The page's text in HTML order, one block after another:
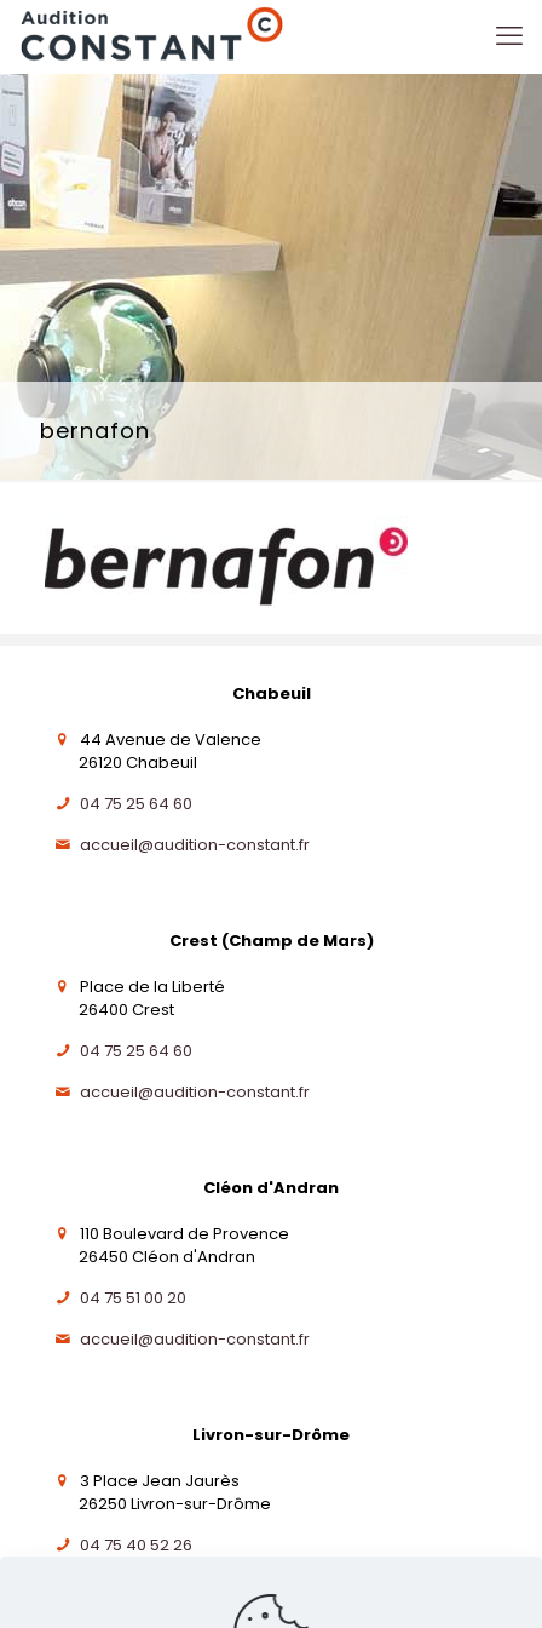
bernafon
Chabeuil
44 Avenue de Valence
26120 Chabeuil
04 75 25 64 60
accueil@audition-constant.fr
Crest (Champ de Mars)
Place de la Liberté
26400 Crest
04 75 25 64 60
accueil@audition-constant.fr
Cléon d'Andran
110 Boulevard de Provence
26450 Cléon d'Andran
04 75 51 00 20
accueil@audition-constant.fr
Livron-sur-Drôme
3 Place Jean Jaurès
26250 Livron-sur-Drôme
04 75 40 52 26